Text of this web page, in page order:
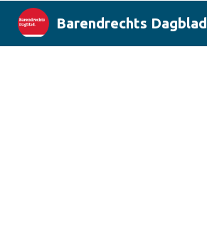
Barendrechts Dagblad